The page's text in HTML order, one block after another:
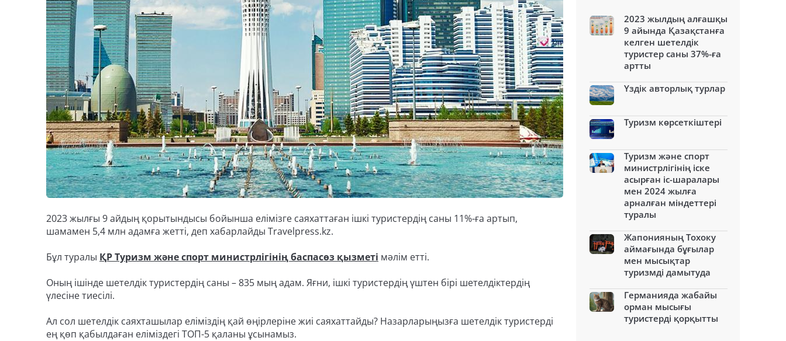
2023 жылғы 9 айдың қорытындысы бойынша елімізге саяхаттаған ішкі туристердің саны 11%-ға артып,
шамамен 5,4 млн адамға жетті, деп хабарлайды Travelpress.kz.
Бұл туралы ҚР Туризм жəне спорт министрлігінің баспасөз қызметі мәлім етті.
Оның ішінде шетелдік туристердің саны – 835 мың адам. Яғни, ішкі туристердің үштен бірі шетелдіктердің
үлесіне тиесілі.
Ал сол шетелдік саяхташылар еліміздің қай өңірлеріне жиі саяхаттайды? Назарларыңызға шетелдік туристерді
ең қөп қабылдаған еліміздегі ТОП-5 қаланы ұсынамыз.
2023 жылдың алғашқы
9 айында Қазақстанға
келген шетелдік
туристер саны 37%-ға
артты
Үздік авторлық турлар
Туризм көрсеткіштері
Туризм және спорт
министрлігінің іске
асырған іс-шаралары
мен 2024 жылға
арналған міндеттері
туралы
Жапонияның Тохоку
аймағында бұғылар
мен мысықтар
туризмді дамытуда
Германияда жабайы
орман мысығы
туристерді қорқытты